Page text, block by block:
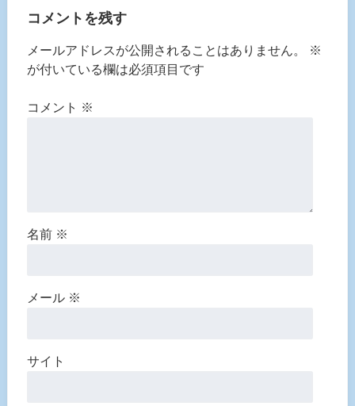
コメントを残す
メールアドレスが公開されることはありません。
※
が付いている欄は必須項目です
コメント ※
名前 ※
メール ※
サイト